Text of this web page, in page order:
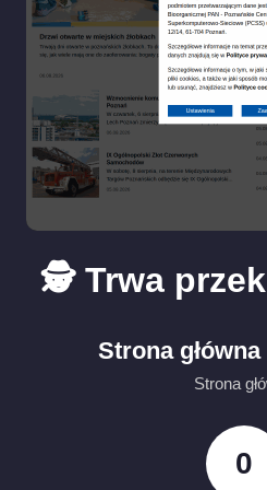
🕵️ Trwa
Strona
Strona
0